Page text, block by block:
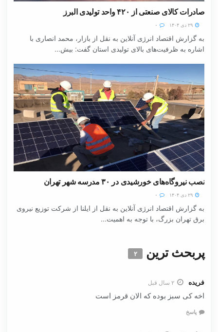
صادرات کالای صنعتی از ۴۲۰ واحد تولیدی البرز
به گزارش اقتصاد انرژی آنلاین به نقل از بازار، محمد انصاری با
اشاره به ظرفیت‌های بالای تولیدی استان گفت: بیش...
نصب نیروگاه‌های خورشیدی در ۳۰ مدرسه شهر تهران
به گزارش اقتصاد انرژی آنلاین به نقل از ایلنا از شرکت توزیع نیروی
برق تهران بزرگ، با توجه به اهمیت...
پربحث ترین ۲
فریده ۲ سال قبل
اخه کی سبز بوده که الان قرمز است
پاسخ